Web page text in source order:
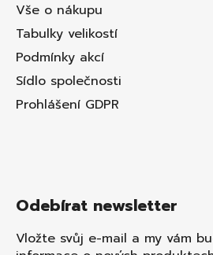
Vše o nákupu
Tabulky velikostí
Podmínky akcí
Sídlo společnosti
Prohlášení GDPR
Odebírat newsletter
Vložte svůj e-mail a my vám